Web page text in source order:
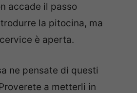
accade il passo
la pitocina, ma
è aperta.
ne pensate di questi
a metterli in